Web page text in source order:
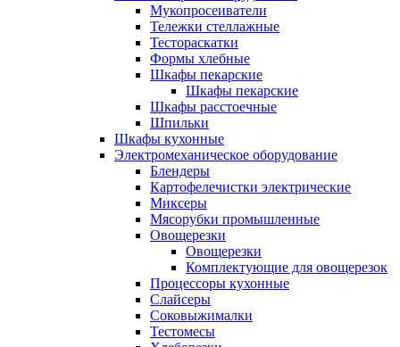
Мукопросеиватели
Тележки стеллажные
Тестораскатки
Формы хлебные
Шкафы пекарские
Шкафы пекарские
Шкафы расстоечные
Шпильки
Шкафы кухонные
Электромеханическое оборудование
Блендеры
Картофелечистки электрические
Миксеры
Мясорубки промышленные
Овощерезки
Овощерезки
Комплектующие для овощерезок
Процессоры кухонные
Слайсеры
Соковыжималки
Тестомесы